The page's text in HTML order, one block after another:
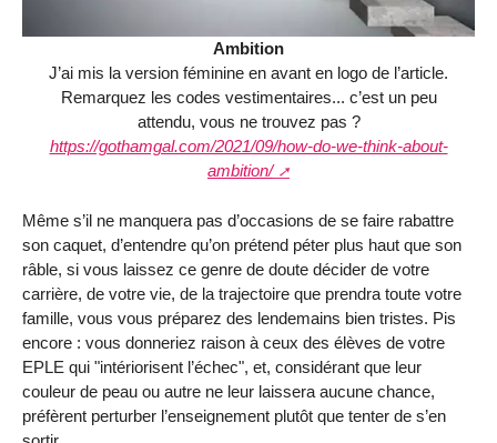
Ambition
J’ai mis la version féminine en avant en logo de l’article.
Remarquez les codes vestimentaires... c’est un peu
attendu, vous ne trouvez pas ?
https://gothamgal.com/2021/09/how-do-we-think-about-
ambition/
Même s’il ne manquera pas d’occasions de se faire rabattre
son caquet, d’entendre qu’on prétend péter plus haut que son
râble, si vous laissez ce genre de doute décider de votre
carrière, de votre vie, de la trajectoire que prendra toute votre
famille, vous vous préparez des lendemains bien tristes. Pis
encore : vous donneriez raison à ceux des élèves de votre
EPLE qui "intériorisent l’échec", et, considérant que leur
couleur de peau ou autre ne leur laissera aucune chance,
préfèrent perturber l’enseignement plutôt que tenter de s’en